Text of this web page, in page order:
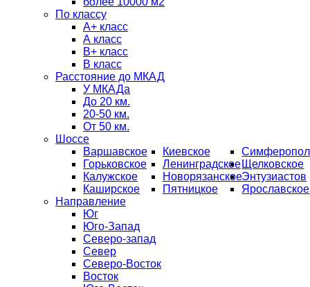
По классу
A+ класс
А класс
В+ класс
B класс
Расстояние до МКАД
У МКАДа
До 20 км.
20-50 км.
От 50 км.
Шоссе
Варшавское
Горьковское
Калужское
Каширское
Киевское
Ленинградское
Новорязанское
Пятницкое
Щелковское
Энтузиастов
Ярославское
Направление
Юг
Юго-Запад
Северо-запад
Север
Северо-Восток
Восток